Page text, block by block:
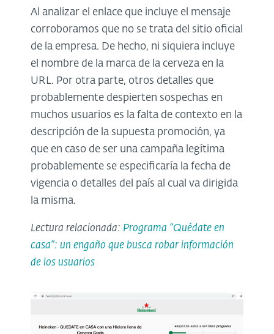
Al analizar el enlace que incluye el mensaje
corroboramos que no se trata del sitio oficial
de la empresa. De hecho, ni siquiera incluye
el nombre de la marca de la cerveza en la
URL. Por otra parte, otros detalles que
probablemente despierten sospechas en
muchos usuarios es la falta de contexto en la
descripción de la supuesta promoción, ya
que en caso de ser una campaña legítima
probablemente se especificaría la fecha de
vigencia o detalles del país al cual va dirigida
la misma.
Lectura relacionada: Programa “Quédate en
casa”: un engaño que busca robar información
de los usuarios